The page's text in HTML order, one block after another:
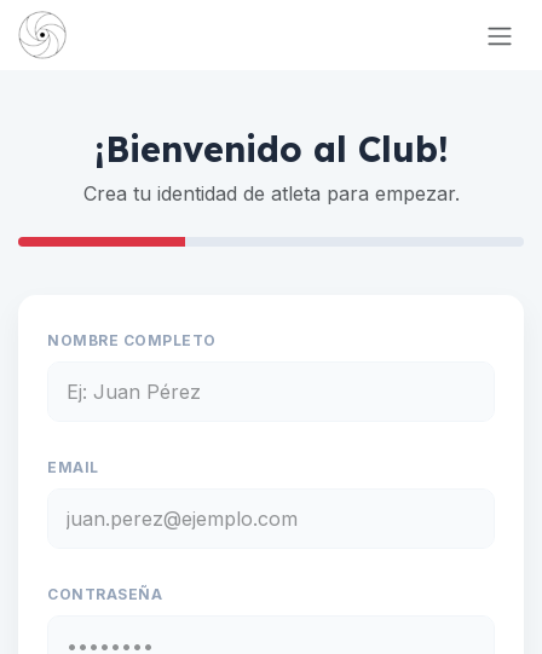
Ir al contenido
¡Bienvenido al Club!
Crea tu identidad de atleta para empezar.
NOMBRE COMPLETO
EMAIL
CONTRASEÑA